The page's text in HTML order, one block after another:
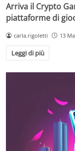
Arriva il Crypto
piattaforme di
carla.rigoletti 13
Leggi di più